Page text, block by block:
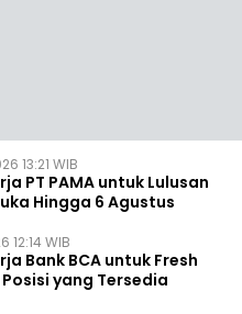
13:21 WIB
PT PAMA untuk Lulusan
Hingga 6 Agustus
12:14 WIB
Bank BCA untuk Fresh
yang Tersedia